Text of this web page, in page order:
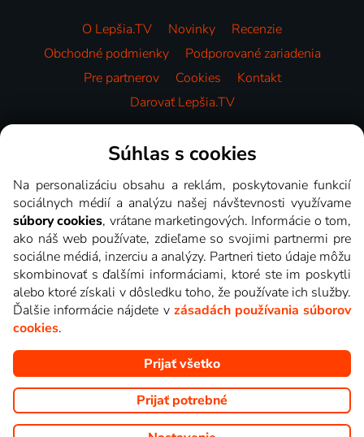
O Lepšia.TV Novinky
Recenzie
Obchodné podmienky
Podporované zariadenia
Pre partnerov
Cookies
Kontakt
Darovať Lepšia.TV
Videotéka
Copyright © goNET s.r.o. Na tomto webe sú zobrazované obrázky
z relácií TV staníc, ktoré môžete sledovať v Lepšia.TV.
Súhlas s cookies
Na personalizáciu obsahu a reklám, poskytovanie funkcií
sociálnych médií a analýzu našej návštevnosti využívame
súbory cookies, vrátane marketingových. Informácie o tom,
ako náš web používate, zdieľame so svojimi partnermi pre
sociálne médiá, inzerciu a analýzy. Partneri tieto údaje môžu
skombinovať s ďalšími informáciami, ktoré ste im poskytli
alebo ktoré získali v dôsledku toho, že používate ich služby.
Ďalšie informácie nájdete v zásadách používania súborov
cookies.
Prijať všetko
Prijať potrebné